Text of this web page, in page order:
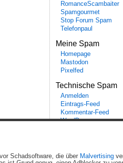
RomanceScambaiter
Spamgourmet
Stop Forum Spam
Telefonpaul
Meine Spam
Homepage
Mastodon
Pixelfed
Technische Spam
Anmelden
Eintrags-Feed
Kommentar-Feed
WordPress.org
(RSS).
Schadsoftware, die über Malvertising